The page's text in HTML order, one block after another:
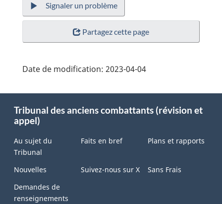
Signaler un problème
Partagez cette page
Date de modification: 2023-04-04
this
site
Tribunal des anciens combattants (révision et
appel)
Au sujet du
Tribunal
Faits en bref Plans et rapports
Nouvelles Suivez-nous sur X
Sans Frais
Demandes de
renseignements